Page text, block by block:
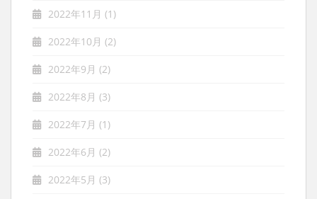
2022年11月 (1)
2022年10月 (2)
2022年9月 (2)
2022年8月 (3)
2022年7月 (1)
2022年6月 (2)
2022年5月 (3)